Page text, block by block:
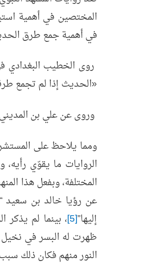
المختصين في أهمية
في أهمية جمع طرق
روى الخطيب البغدادي
«الحديث إذا لم تجمع
وروى عن علي بن
ومما يلاحظ على
الروايات ما يقوّي
المختلفة، وبفعل هذا
عن رؤيا خالد بن سعيد
إليها”[5] ، بينما لم
ظهرت له البسر في نخيل
النور منهم فكان ذلك